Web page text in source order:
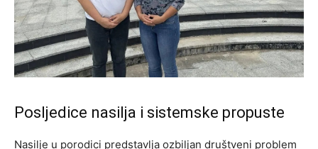
Posljedice nasilja i sistemske propuste
Nasilje u porodici predstavlja ozbiljan društveni problem